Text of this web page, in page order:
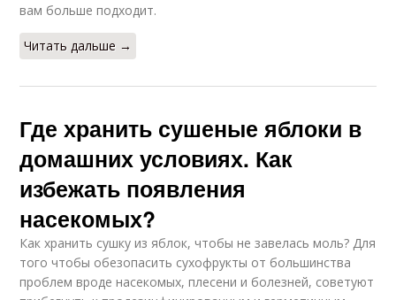
вам больше подходит.
Читать дальше →
Где хранить сушеные яблоки в
домашних условиях. Как
избежать появления
насекомых?
Как хранить сушку из яблок, чтобы не завелась моль? Для
того чтобы обезопасить сухофрукты от большинства
проблем вроде насекомых, плесени и болезней, советуют